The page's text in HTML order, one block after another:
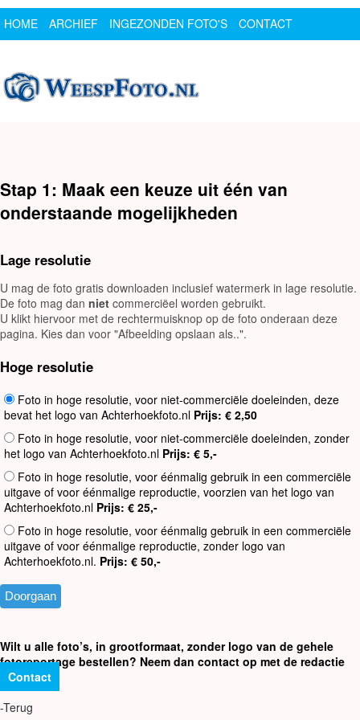
HOME ARCHIEF INGEZONDEN FOTO'S
CONTACT
Stap 1: Maak een keuze uit één van
onderstaande mogelijkheden
Lage resolutie
U mag de foto gratis downloaden inclusief watermerk in lage resolutie.
De foto mag dan niet commerciëel worden gebruikt.
U klikt hiervoor met de rechtermuisknop op de foto onderaan deze
pagina. Kies dan voor "Afbeelding opslaan als..".
Hoge resolutie
Foto in hoge resolutie, voor niet-commerciële doeleinden, deze
bevat het logo van Achterhoekfoto.nl Prijs: € 2,50
Foto in hoge resolutie, voor niet-commerciële doeleinden, zonder
het logo van Achterhoekfoto.nl Prijs: € 5,-
Foto in hoge resolutie, voor éénmalig gebruik in een commerciële
uitgave of voor éénmalige reproductie, voorzien van het logo van
Achterhoekfoto.nl Prijs: € 25,-
Foto in hoge resolutie, voor éénmalig gebruik in een commerciële
uitgave of voor éénmalige reproductie, zonder logo van
Achterhoekfoto.nl. Prijs: € 50,-
Wilt u alle foto’s, in grootformaat, zonder logo van de gehele
fotoreportage bestellen? Neem dan contact op met de redactie
Contact
-Terug